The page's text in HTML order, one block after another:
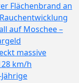
Flächenbrand an
auf Moschee –
massive
km/h